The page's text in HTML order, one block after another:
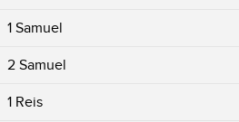
1 Samuel
2 Samuel
1 Reis